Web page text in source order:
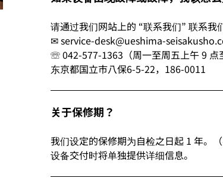
请通过我们网站上的 “联系我们” 联系我
✉ service-desk@ueshima-
☏ 042-577-1363（周一至周五上午 9 点
东京都国立市八保6-5-22，186-0011
关于保修期？
我们设定的保修期为自检之日起 1 年。（
设备交付时将单独提供详细信息。